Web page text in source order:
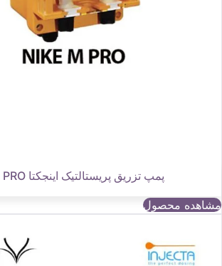
پمپ تزریق پریستالتیک اینجکتا NIKE M PRO
مشاهده محصول